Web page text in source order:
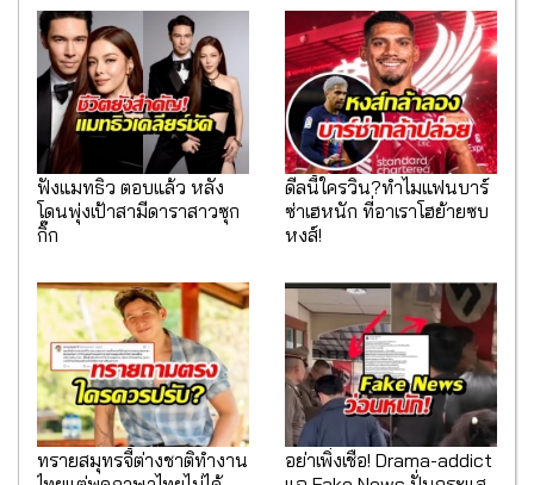
ฟังแมทธิว ตอบแล้ว หลัง
โดนพุ่งเป้าสามีดาราสาวซุก
กิ๊ก
ดีลนี้ใครวิน?ทำไมแฟนบาร์
ซ่าเฮหนัก ที่อาเราโฮย้ายซบ
หงส์!
ทรายสมุทรจี้ต่างชาติทำงาน
อย่าเพิ่งเชื่อ! Drama-addict